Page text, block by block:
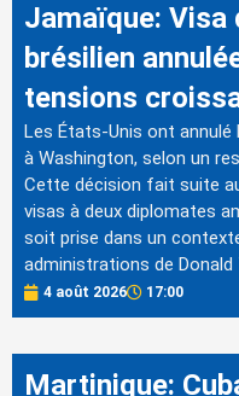
Jamaïque: Visa
brésilien
tensions
Les États-Unis ont annulé
à Washington, selon un
Cette décision fait suite
visas à deux diplomates
soit prise dans un
administrations de
4 août 2026 17:00
Martinique: